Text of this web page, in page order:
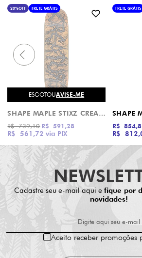
20%OFF FRETE GRÁTIS
ESGOTOUAVISE-ME
SHAPE MAPLE STIXZ CREATURE
R$ 561,72 via PIX
R$ 739,10 R$ 591,28
FRETE GRÁTIS
R$
R$
Cadastre seu e-mail aqui e fique por
novidades!
Digite aqui seu e-mail
Aceito receber promoções